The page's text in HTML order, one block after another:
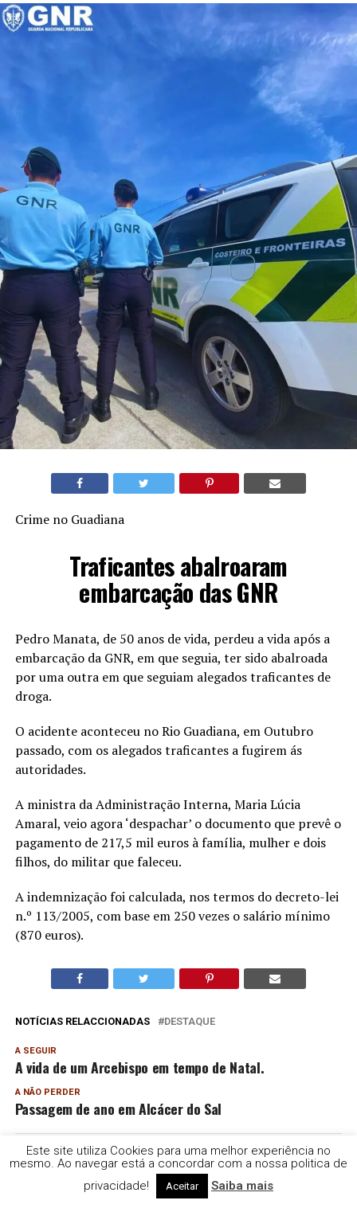
Crime no Guadiana
Traficantes abalroaram
embarcação das GNR
Pedro Manata, de 50 anos de vida, perdeu a vida após a
embarcação da GNR, em que seguia, ter sido abalroada
por uma outra em que seguiam alegados traficantes de
droga.
O acidente aconteceu no Rio Guadiana, em Outubro
passado, com os alegados traficantes a fugirem ás
autoridades.
A ministra da Administração Interna, Maria Lúcia
Amaral, veio agora ‘despachar’ o documento que prevê o
pagamento de 217,5 mil euros à família, mulher e dois
filhos, do militar que faleceu.
A indemnização foi calculada, nos termos do decreto-lei
n.º 113/2005, com base em 250 vezes o salário mínimo
(870 euros).
NOTÍCIAS RELACCIONADAS DESTAQUE
A SEGUIR
A vida de um Arcebispo em tempo de Natal.
A NÃO PERDER
Passagem de ano em Alcácer do Sal
Rádio e Televisão do Sul | TDS
Este site utiliza Cookies para uma melhor experiência no
mesmo. Ao navegar está a concordar com a nossa politica de
privacidade!
Aceitar Saiba mais